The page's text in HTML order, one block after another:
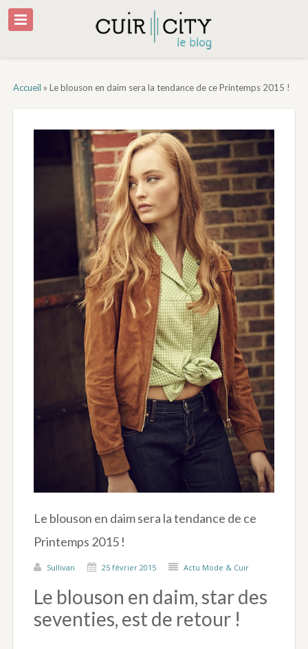
Accueil » Le blouson en daim sera la tendance de ce Printemps 2015 !
Le blouson en daim sera la tendance de ce
Printemps 2015 !
Sullivan 25 février 2015 Actu Mode & Cuir
Le blouson en daim, star des
seventies, est de retour !